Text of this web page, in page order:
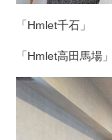
「Hmlet千石」
「Hmlet高田馬場